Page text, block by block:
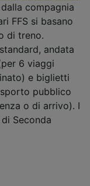
compagnia
FFS si basano
di treno.
andata
6 viaggi
e biglietti
pubblico
o di arrivo). I
Seconda